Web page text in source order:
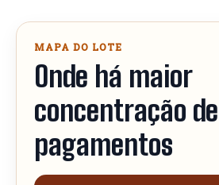
MAPA DO LOTE
Onde há maior
concentração de
pagamentos